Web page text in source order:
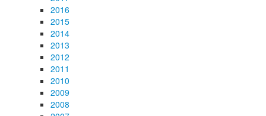
2016
2015
2014
2013
2012
2011
2010
2009
2008